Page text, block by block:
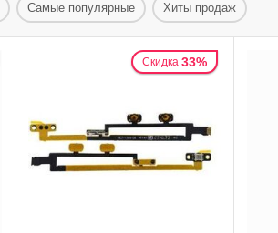
Самые популярные Хиты продаж
Скидка 33%